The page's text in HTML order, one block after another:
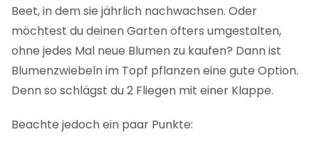
Beet, in dem sie jährlich nachwachsen. Oder
möchtest du deinen Garten öfters umgestalten,
ohne jedes Mal neue Blumen zu kaufen? Dann ist
Blumenzwiebeln im Topf pflanzen eine gute Option.
Denn so schlägst du 2 Fliegen mit einer Klappe.
Beachte jedoch ein paar Punkte: